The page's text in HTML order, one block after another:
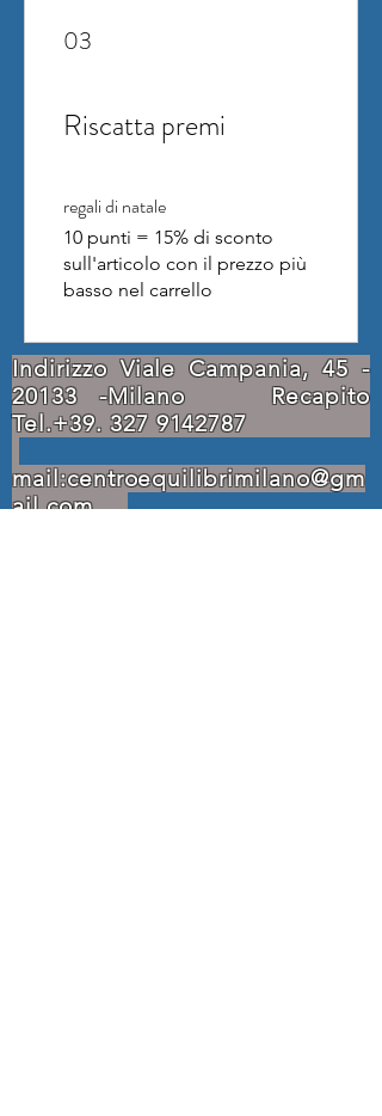
03
Riscatta premi
regali di natale
10 punti = 15% di sconto
sull'articolo con il prezzo più
basso nel carrello
Indirizzo Viale Campania,45 -
20133-Milano Recapito
Tel.+39. 327 9142787
mail:centroequilibrimilano@gm
ail.com